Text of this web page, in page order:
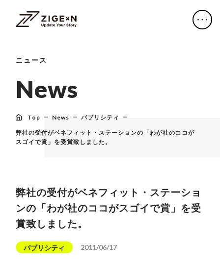
ニュース
News
Top News パブリシティ
弊社の受付がベネフィット・ステーションの「わが社のココが
スゴイで賞」を受賞致しました。
弊社の受付がベネフィット・ステーショ
ンの「わが社のココがスゴイで賞」を受
賞致しました。
パブリシティ 2011/06/17